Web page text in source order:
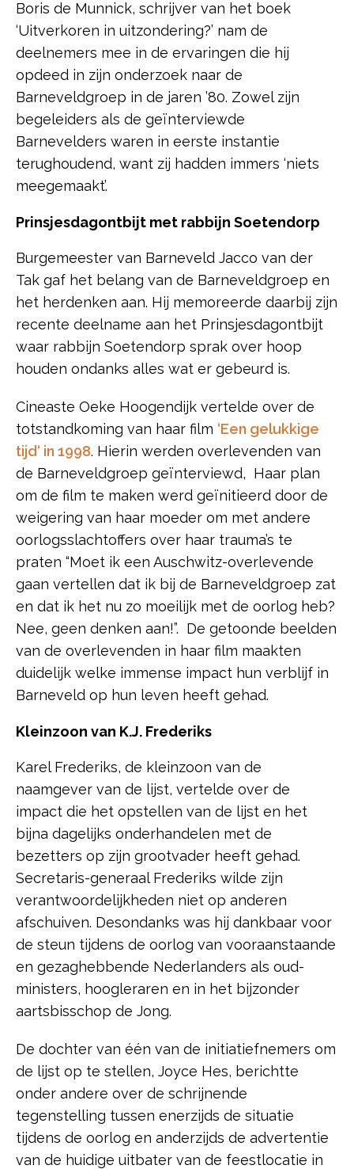
Boris de Munnick, schrijver van het boek
‘Uitverkoren in uitzondering?’ nam de
deelnemers mee in de ervaringen die hij
opdeed in zijn onderzoek naar de
Barneveldgroep in de jaren ’80. Zowel zijn
begeleiders als de geïnterviewde
Barnevelders waren in eerste instantie
terughoudend, want zij hadden immers ‘niets
meegemaakt’.
Prinsjesdagontbijt met rabbijn Soetendorp
Burgemeester van Barneveld Jacco van der
Tak gaf het belang van de Barneveldgroep en
het herdenken aan. Hij memoreerde daarbij zijn
recente deelname aan het Prinsjesdagontbijt
waar rabbijn Soetendorp sprak over hoop
houden ondanks alles wat er gebeurd is.
Cineaste Oeke Hoogendijk vertelde over de
totstandkoming van haar film ‘Een gelukkige
tijd‘ in 1998. Hierin werden overlevenden van
de Barneveldgroep geïnterviewd, Haar plan
om de film te maken werd geïnitieerd door de
weigering van haar moeder om met andere
oorlogsslachtoffers over haar trauma’s te
praten “Moet ik een Auschwitz-overlevende
gaan vertellen dat ik bij de Barneveldgroep zat
en dat ik het nu zo moeilijk met de oorlog heb?
Nee, geen denken aan!”. De getoonde beelden
van de overlevenden in haar film maakten
duidelijk welke immense impact hun verblijf in
Barneveld op hun leven heeft gehad.
Kleinzoon van K.J. Frederiks
Karel Frederiks, de kleinzoon van de
naamgever van de lijst, vertelde over de
impact die het opstellen van de lijst en het
bijna dagelijks onderhandelen met de
bezetters op zijn grootvader heeft gehad.
Secretaris-generaal Frederiks wilde zijn
verantwoordelijkheden niet op anderen
afschuiven. Desondanks was hij dankbaar voor
de steun tijdens de oorlog van vooraanstaande
en gezaghebbende Nederlanders als oud-
ministers, hoogleraren en in het bijzonder
aartsbisschop de Jong.
De dochter van één van de initiatiefnemers om
de lijst op te stellen, Joyce Hes, berichtte
onder andere over de schrijnende
tegenstelling tussen enerzijds de situatie
tijdens de oorlog en anderzijds de advertentie
van de huidige uitbater van de feestlocatie in